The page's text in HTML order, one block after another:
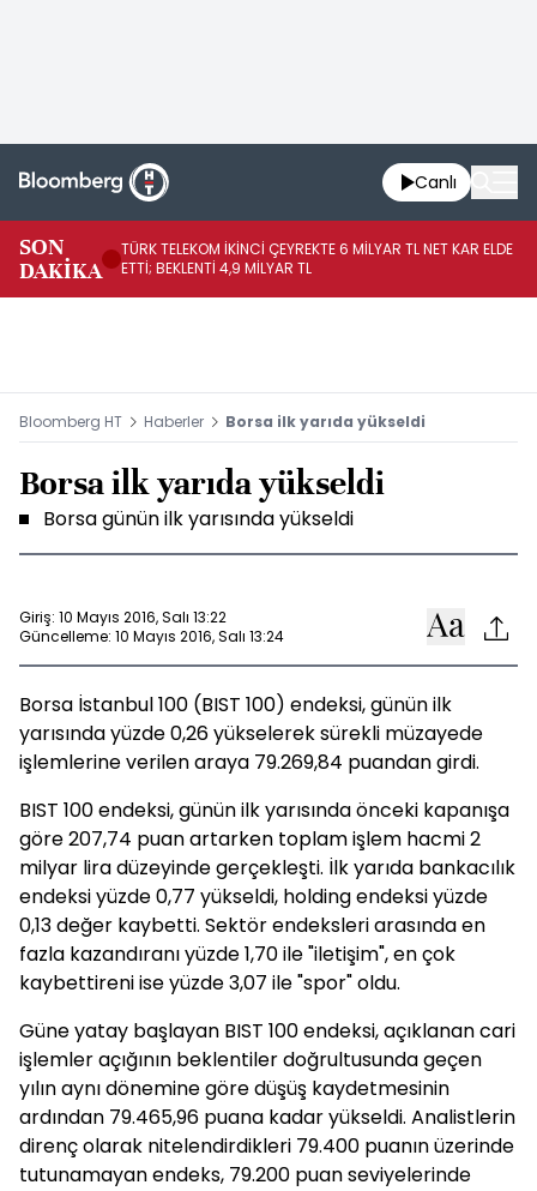
Canlı
SON
DAKİKA
TÜRK TELEKOM İKİNCİ ÇEYREKTE 6 MİLYAR TL NET KAR ELDE
ETTİ; BEKLENTİ 4,9 MİLYAR TL
Bloomberg HT Haberler Borsa ilk yarıda yükseldi
Borsa ilk yarıda yükseldi
Borsa günün ilk yarısında yükseldi
Giriş: 10 Mayıs 2016, Salı 13:22
Güncelleme: 10 Mayıs 2016, Salı 13:24
Borsa İstanbul 100 (BIST 100) endeksi, günün ilk
yarısında yüzde 0,26 yükselerek sürekli müzayede
işlemlerine verilen araya 79.269,84 puandan girdi.
BIST 100 endeksi, günün ilk yarısında önceki kapanışa
göre 207,74 puan artarken toplam işlem hacmi 2
milyar lira düzeyinde gerçekleşti. İlk yarıda bankacılık
endeksi yüzde 0,77 yükseldi, holding endeksi yüzde
0,13 değer kaybetti. Sektör endeksleri arasında en
fazla kazandıranı yüzde 1,70 ile "iletişim", en çok
kaybettireni ise yüzde 3,07 ile "spor" oldu.
Güne yatay başlayan BIST 100 endeksi, açıklanan cari
işlemler açığının beklentiler doğrultusunda geçen
yılın aynı dönemine göre düşüş kaydetmesinin
ardından 79.465,96 puana kadar yükseldi. Analistlerin
direnç olarak nitelendirdikleri 79.400 puanın üzerinde
tutunamayan endeks, 79.200 puan seviyelerinde